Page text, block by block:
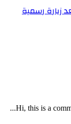
زيارة رسمية
Hi, this is a